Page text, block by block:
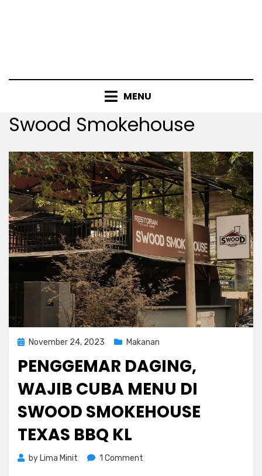
MENU
Tag
:
Swood Smokehouse
PostedNovember 24, 2023 Makanan
PENGGEMAR DAGING,
WAJIB CUBA MENU DI
SWOOD SMOKEHOUSE
TEXAS BBQ KL
by Lima Minit 1 Comment